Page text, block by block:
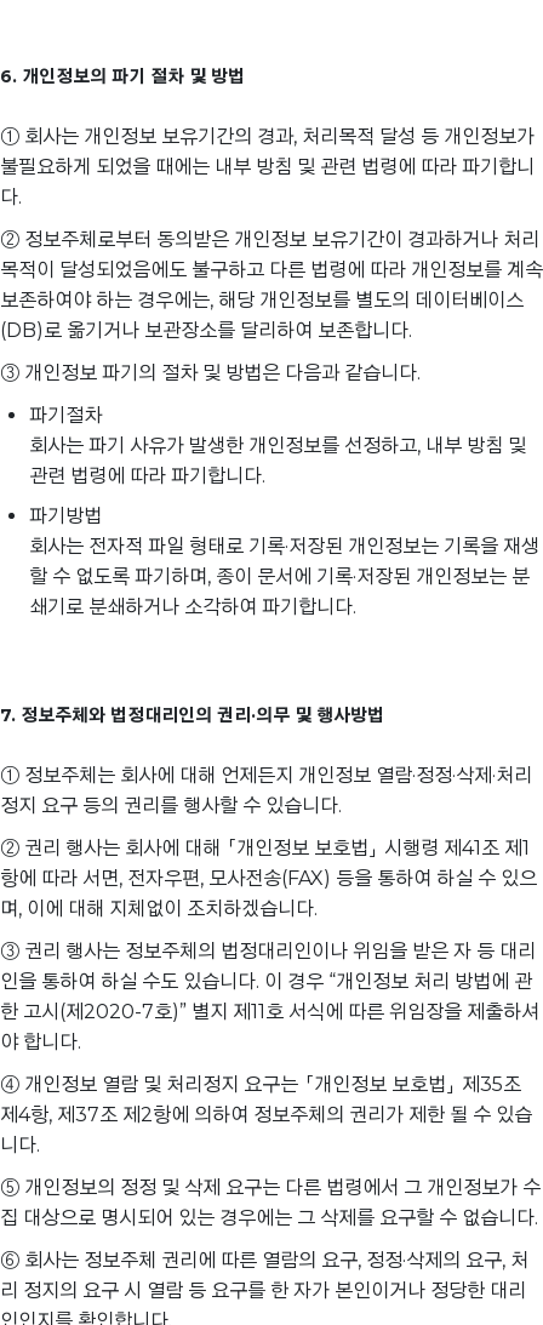
6. 개인정보의 파기 절차 및 방법
① 회사는 개인정보 보유기간의 경과, 처리목적 달성 등 개인정보가
불필요하게 되었을 때에는 내부 방침 및 관련 법령에 따라 파기합니
다.
② 정보주체로부터 동의받은 개인정보 보유기간이 경과하거나 처리
목적이 달성되었음에도 불구하고 다른 법령에 따라 개인정보를 계속
보존하여야 하는 경우에는, 해당 개인정보를 별도의 데이터베이스
(DB)로 옮기거나 보관장소를 달리하여 보존합니다.
③ 개인정보 파기의 절차 및 방법은 다음과 같습니다.
파기절차
회사는 파기 사유가 발생한 개인정보를 선정하고, 내부 방침 및
관련 법령에 따라 파기합니다.
파기방법
회사는 전자적 파일 형태로 기록·저장된 개인정보는 기록을 재생
할 수 없도록 파기하며, 종이 문서에 기록·저장된 개인정보는 분
쇄기로 분쇄하거나 소각하여 파기합니다.
7. 정보주체와 법정대리인의 권리·의무 및 행사방법
① 정보주체는 회사에 대해 언제든지 개인정보 열람·정정·삭제·처리
정지 요구 등의 권리를 행사할 수 있습니다.
② 권리 행사는 회사에 대해 「개인정보 보호법」 시행령 제41조 제1
항에 따라 서면, 전자우편, 모사전송(FAX) 등을 통하여 하실 수 있으
며, 이에 대해 지체없이 조치하겠습니다.
③ 권리 행사는 정보주체의 법정대리인이나 위임을 받은 자 등 대리
인을 통하여 하실 수도 있습니다. 이 경우 “개인정보 처리 방법에 관
한 고시(제2020-7호)” 별지 제11호 서식에 따른 위임장을 제출하셔
야 합니다.
④ 개인정보 열람 및 처리정지 요구는 「개인정보 보호법」 제35조
제4항, 제37조 제2항에 의하여 정보주체의 권리가 제한 될 수 있습
니다.
⑤ 개인정보의 정정 및 삭제 요구는 다른 법령에서 그 개인정보가 수
집 대상으로 명시되어 있는 경우에는 그 삭제를 요구할 수 없습니다.
⑥ 회사는 정보주체 권리에 따른 열람의 요구, 정정·삭제의 요구, 처
리 정지의 요구 시 열람 등 요구를 한 자가 본인이거나 정당한 대리